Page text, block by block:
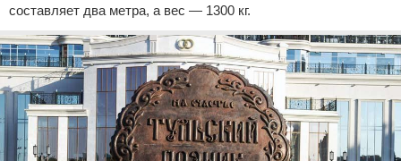
составляет два метра, а вес — 1300 кг.